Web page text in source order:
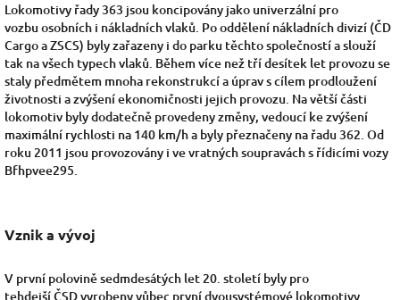
Lokomotivy řady 363 jsou koncipovány jako univerzální pro
vozbu osobních i nákladních vlaků. Po oddělení nákladních divizí (ČD
CargoaZSCS) byly zařazeny i do parku těchto společností a slouží
tak na všech typech vlaků. Během více než tří desítek let provozu se
staly předmětem mnoha rekonstrukcí a úprav s cílem prodloužení
životnosti a zvýšení ekonomičnosti jejich provozu. Na větší části
lokomotiv byly dodatečně provedeny změny, vedoucí ke zvýšení
maximální rychlosti na 140 km/h a byly přeznačeny na řadu 362. Od
roku 2011 jsou provozovány i ve vratných soupravách s řídicími vozy
Bfhpvee295.
Vznik a vývoj
V první polovině sedmdesátých let 20. století byly pro
tehdejšíČSDvyrobeny vůbec první dvousystémové lokomotivy